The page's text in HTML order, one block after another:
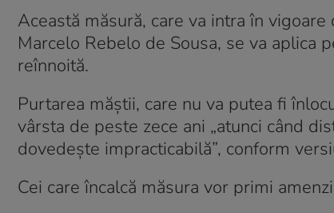
Această măsură, care va intra în
Marcelo Rebelo de Sousa, se va aplica
reînnoită.
Purtarea măştii, care nu va putea fi
vârsta de peste zece ani „atunci când
dovedeşte impracticabilă”, conform
Cei care încalcă măsura vor primi